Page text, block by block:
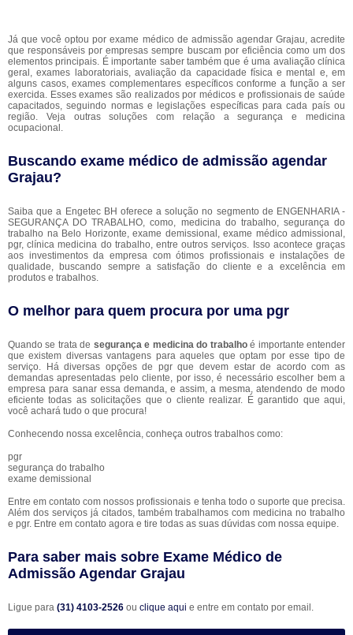
Já que você optou por exame médico de admissão agendar Grajau, acredite
que responsáveis por empresas sempre buscam por eficiência como um dos
elementos principais. É importante saber também que é uma avaliação clínica
geral, exames laboratoriais, avaliação da capacidade física e mental e, em
alguns casos, exames complementares específicos conforme a função a ser
exercida. Esses exames são realizados por médicos e profissionais de saúde
capacitados, seguindo normas e legislações específicas para cada país ou
região. Veja outras soluções com relação a segurança e medicina
ocupacional.
Buscando exame médico de admissão agendar
Grajau?
Saiba que a Engetec BH oferece a solução no segmento de ENGENHARIA -
SEGURANÇA DO TRABALHO, como, medicina do trabalho, segurança do
trabalho na Belo Horizonte, exame demissional, exame médico admissional,
pgr, clínica medicina do trabalho, entre outros serviços. Isso acontece graças
aos investimentos da empresa com ótimos profissionais e instalações de
qualidade, buscando sempre a satisfação do cliente e a excelência em
produtos e trabalhos.
O melhor para quem procura por uma pgr
Quando se trata de segurança e medicina do trabalhoé importante entender
que existem diversas vantagens para aqueles que optam por esse tipo de
serviço. Há diversas opções de pgr que devem estar de acordo com as
demandas apresentadas pelo cliente, por isso, é necessário escolher bem a
empresa para sanar essa demanda, e assim, a mesma, atendendo de modo
eficiente todas as solicitações que o cliente realizar. É garantido que aqui,
você achará tudo o que procura!
Conhecendo nossa excelência, conheça outros trabalhos como:
pgr
segurança do trabalho
exame demissional
Entre em contato com nossos profissionais e tenha todo o suporte que precisa.
Além dos serviços já citados, também trabalhamos com medicina no trabalho
e pgr. Entre em contato agora e tire todas as suas dúvidas com nossa equipe.
Para saber mais sobre Exame Médico de
Admissão Agendar Grajau
Ligue para (31) 4103-2526 ou clique aqui e entre em contato por email.